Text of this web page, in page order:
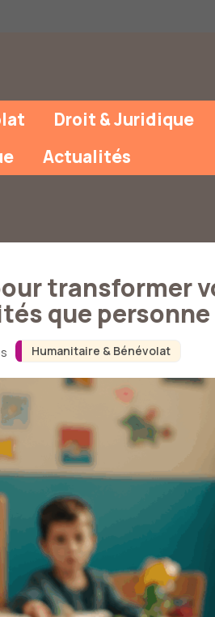
Droit & Juridique
Actualités
Humanitaire & Bénévolat
transformer
que